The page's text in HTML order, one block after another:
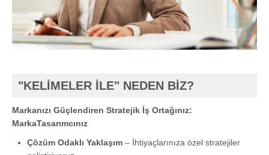
"KELİMELER İLE" NEDEN BİZ?
Markanızı Güçlendiren Stratejik İş Ortağınız:
MarkaTasarımcınız
Çözüm Odaklı Yaklaşım – İhtiyaçlarınıza özel stratejiler